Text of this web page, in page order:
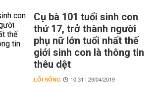
Cụ bà 101 tuổi sinh con
thứ 17, trở thành người
phụ nữ lớn tuổi nhất thế
giới sinh con là thông tin
thêu dệt
LỐI SỐNG 10:31 | 29/04/2019